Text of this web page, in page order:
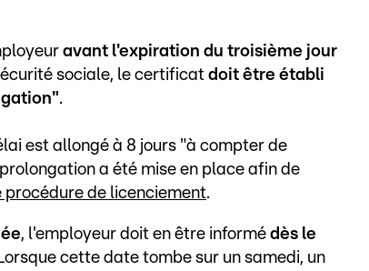
avant l'expiration du troisième jour
sociale, le certificat doit être établi
.
est allongé à 8 jours "à compter de
a été mise en place afin de
procédure de licenciement.
, l'employeur doit en être informé dès le
cette date tombe sur un samedi, un